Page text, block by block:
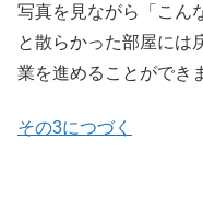
写真を見ながら「こん
と散らかった部屋には
業を進めることができ
その3につづく